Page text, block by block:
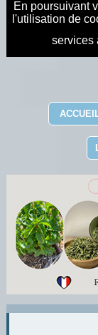
En poursuivant
l'utilisation de
services